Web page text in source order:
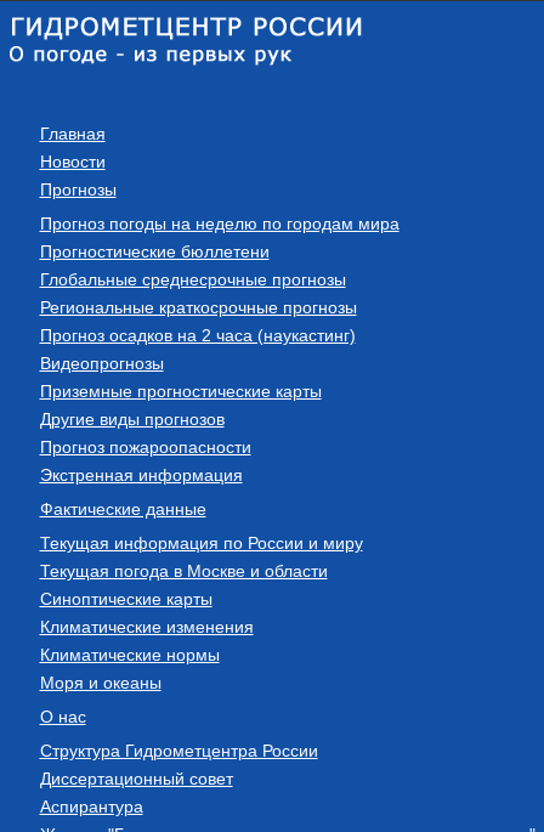
Главная
Новости
Прогнозы
Прогноз погоды на неделю по городам мира
Прогностические бюллетени
Глобальные среднесрочные прогнозы
Региональные краткосрочные прогнозы
Прогноз осадков на 2 часа (наукастинг)
Видеопрогнозы
Приземные прогностические карты
Другие виды прогнозов
Прогноз пожароопасности
Экстренная информация
Фактические данные
Текущая информация по России и миру
Текущая погода в Москве и области
Синоптические карты
Климатические изменения
Климатические нормы
Моря и океаны
О нас
Структура Гидрометцентра России
Диссертационный совет
Аспирантура